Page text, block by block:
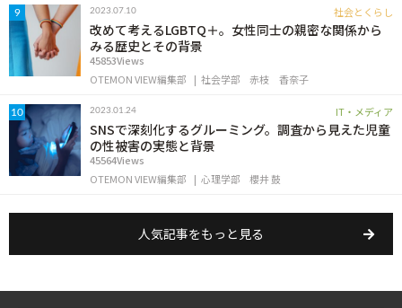
9 2023.07.10 社会とくらし
改めて考えるLGBTQ＋。女性同士の親密な関係から
みる歴史とその背景
45853Views
OTEMON VIEW編集部
社会学部 赤枝 香奈子
10 2023.01.24 IT・メディア
SNSで深刻化するグルーミング。調査から見えた児童
の性被害の実態と背景
45564Views
OTEMON VIEW編集部
心理学部 櫻井 鼓
人気記事をもっと見る